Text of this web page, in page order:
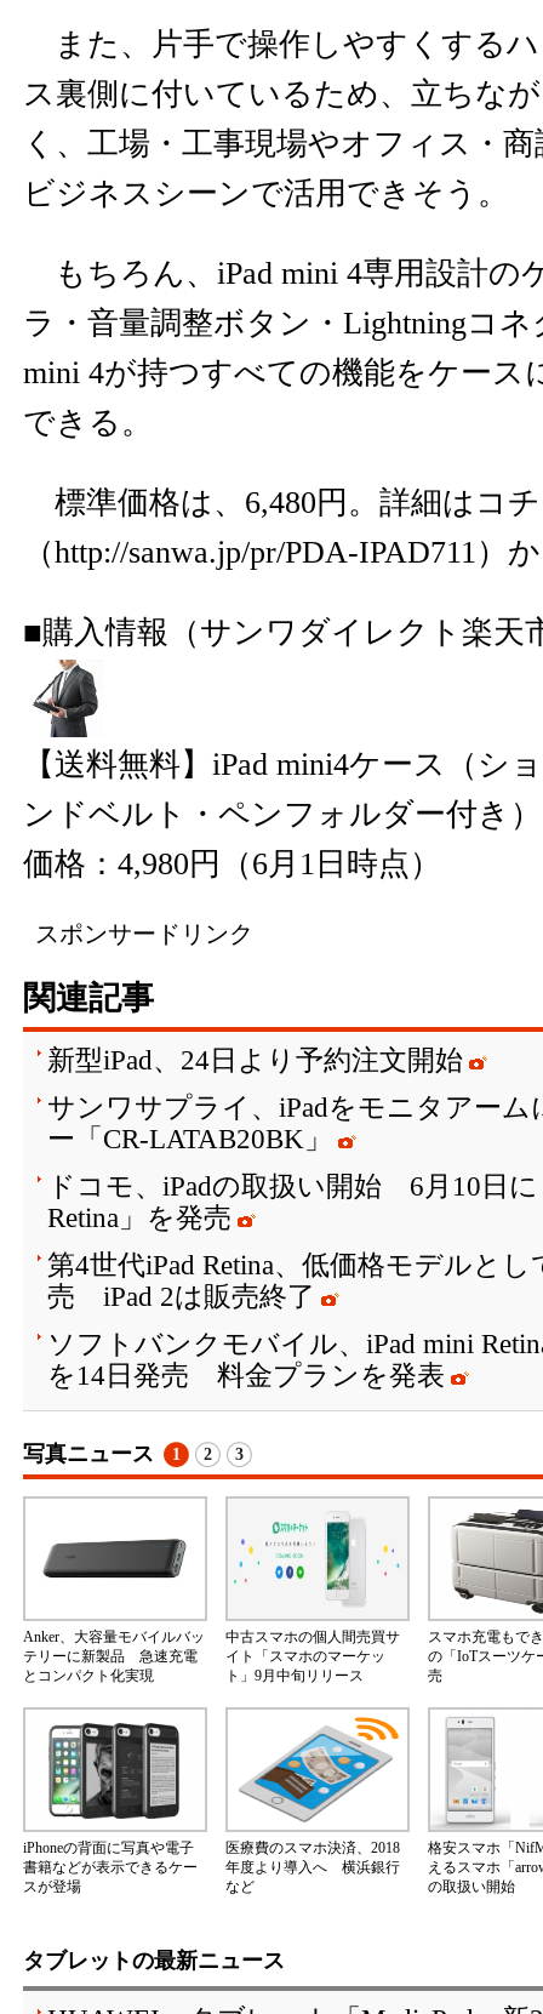
また、片手で操作しやすくする
ス裏側に付いているため、立ちな
く、工場・工事現場やオフィス・
ビジネスシーンで活用できそう。
もちろん、iPad mini 4専用設計の
ラ・音量調整ボタン・Lightningコ
mini 4が持つすべての機能をケース
できる。
標準価格は、6,480円。詳細はコ
（http://sanwa.jp/pr/PDA-IPAD711）
■購入情報（サンワダイレクト楽天
【送料無料】iPad mini4ケース（シ
ンドベルト・ペンフォルダー付き
価格：4,980円（6月1日時点）
スポンサードリンク
関連記事
新型iPad、24日より予約注文開始
サンワサプライ、iPadをモニタアー
ー「CR-LATAB20BK」
ドコモ、iPadの取扱い開始 6月10日に
Retina」を発売
第4世代iPad Retina、低価格モデルと
売 iPad 2は販売終了
ソフトバンクモバイル、iPad mini
を14日発売 料金プランを発表
写真ニュース 1 2 3
Anker、大容量モバイルバッ
テリーに新製品 急速充電
とコンパクト化実現
中古スマホの個人間売買サ
イト「スマホのマーケッ
ト」9月中旬リリース
スマホ充電もで
の「IoTスーツケ
売
iPhoneの背面に写真や電子
書籍などが表示できるケー
スが登場
医療費のスマホ決済、2018
年度より導入へ 横浜銀行
など
格安スマホ「
えるスマホ「
の取扱い開始
タブレットの最新ニュース